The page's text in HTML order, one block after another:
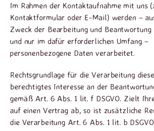
Im Rahmen der Kontaktaufnahme mit uns
Kontaktformular oder E-Mail) werden –
Zweck der Bearbeitung und Beantwortung
und nur im dafür erforderlichen Umfang –
personenbezogene Daten verarbeitet.
Rechtsgrundlage für die Verarbeitung
berechtigtes Interesse an der
gemäß Art. 6 Abs. 1 lit. f DSGVO. Zielt
auf einen Vertrag ab, so ist zusätzliche
die Verarbeitung Art. 6 Abs. 1 lit. b